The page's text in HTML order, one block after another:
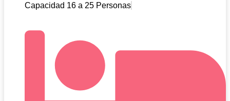
Capacidad 16 a 25 Personas